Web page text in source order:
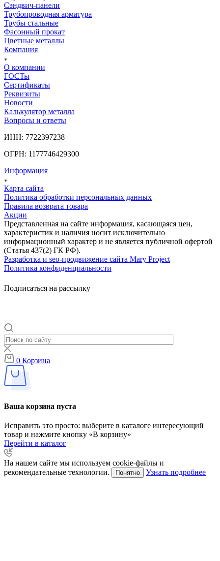
Сэндвич-панели
Трубопроводная арматура
Трубы стальные
Фасонный прокат
Цветные металлы
Компания
О компании
ГОСТы
Сертификаты
Реквизиты
Новости
Калькулятор металла
Вопросы и ответы
ИНН: 7722397238
ОГРН: 1177746429300
Информация
Карта сайта
Политика обработки персональных данных
Правила возврата товара
Акции
Представленная на сайте информация, касающаяся цен,
характеристик и наличия носит исключительно
информационный характер и не является публичной офертой
(Статья 437(2) ГК РФ).
Разработка и seo-продвижение сайта Mary Project
Политика конфиденциальности
Подписаться на рассылку
0 Корзина
Ваша корзина пуста
Исправить это просто: выберите в каталоге интересующий
товар и нажмите кнопку «В корзину»
Перейти в каталог
На нашем сайте мы используем cookie-файлы и
рекомендательные технологии.
Понятно Узнать подробнее